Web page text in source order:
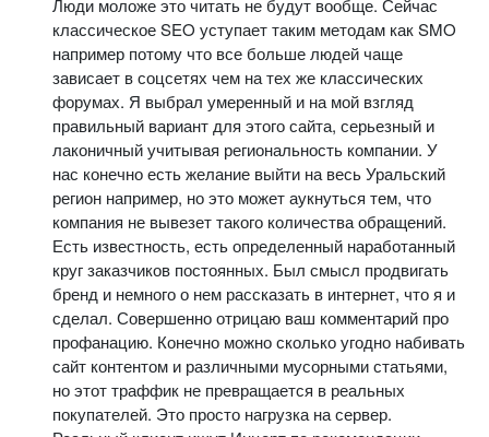
классическое SEO уступает таким методам как SMO
например потому что все больше людей чаще
зависает в соцсетях чем на тех же классических
форумах. Я выбрал умеренный и на мой взгляд
правильный вариант для этого сайта, серьезный и
лаконичный учитывая региональность компании. У
нас конечно есть желание выйти на весь Уральский
регион например, но это может аукнуться тем, что
компания не вывезет такого количества обращений.
Есть известность, есть определенный наработанный
круг заказчиков постоянных. Был смысл продвигать
бренд и немного о нем рассказать в интернет, что я и
сделал. Совершенно отрицаю ваш комментарий про
профанацию. Конечно можно сколько угодно набивать
сайт контентом и различными мусорными статьями,
но этот траффик не превращается в реальных
покупателей. Это просто нагрузка на сервер.